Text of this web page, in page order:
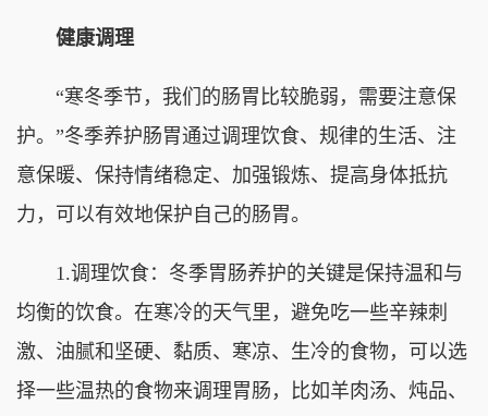
健康调理
“寒冬季节，我们的肠胃比较脆弱，需要注意保
护。”冬季养护肠胃通过调理饮食、规律的生活、注
意保暖、保持情绪稳定、加强锻炼、提高身体抵抗
力，可以有效地保护自己的肠胃。
1.调理饮食：冬季胃肠养护的关键是保持温和与
均衡的饮食。在寒冷的天气里，避免吃一些辛辣刺
激、油腻和坚硬、黏质、寒凉、生冷的食物，可以选
择一些温热的食物来调理胃肠，比如羊肉汤、炖品、